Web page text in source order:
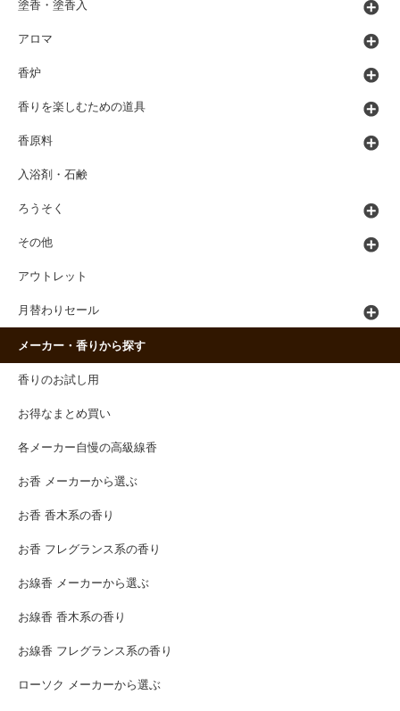
塗香・塗香入
アロマ
香炉
香りを楽しむための道具
香原料
入浴剤・石鹸
ろうそく
その他
アウトレット
月替わりセール
メーカー・香りから探す
香りのお試し用
お得なまとめ買い
各メーカー自慢の高級線香
お香 メーカーから選ぶ
お香 香木系の香り
お香 フレグランス系の香り
お線香 メーカーから選ぶ
お線香 香木系の香り
お線香 フレグランス系の香り
ローソク メーカーから選ぶ